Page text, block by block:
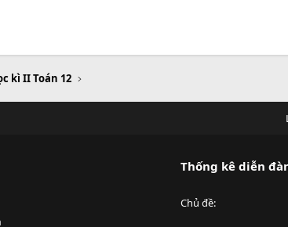
kì II Toán 12
Thống kê diễn
Chủ đề